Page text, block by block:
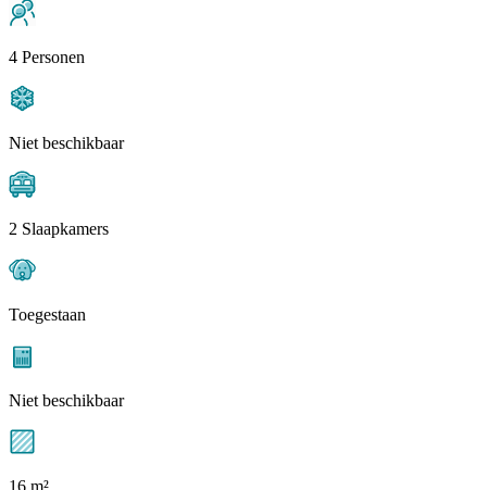
4 Personen
Niet beschikbaar
2 Slaapkamers
Toegestaan
Niet beschikbaar